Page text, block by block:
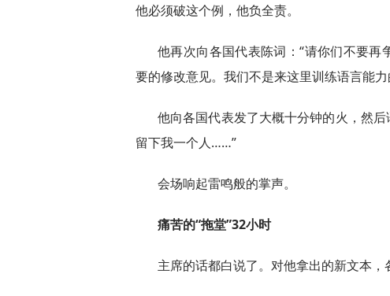
他必须破这个例，他负全责。
他再次向各国代表陈词：“请你们不要
要的修改意见。我们不是来这里训练语言能力
他向各国代表发了大概十分钟的火，然
留下我一个人……”
会场响起雷鸣般的掌声。
痛苦的“拖堂”32小时
主席的话都白说了。对他拿出的新文本，